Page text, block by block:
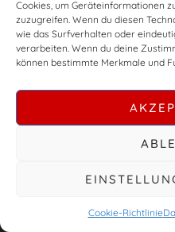
Cookies, um Geräteinformationen
zuzugreifen. Wenn du diesen
wie das Surfverhalten oder
verarbeiten. Wenn du deine
können bestimmte Merkmale und
Cookie-Richtlinie